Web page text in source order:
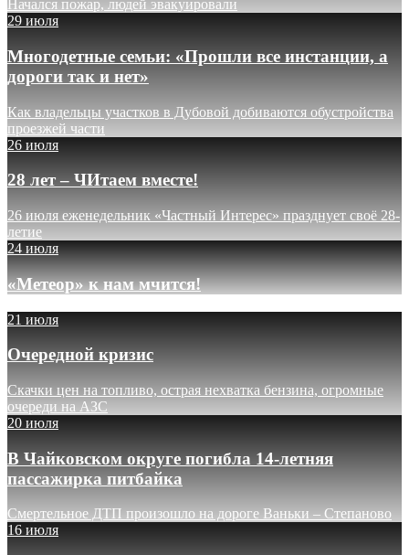
Начался пожар, людей эвакуировали
29 июля
Многодетные семьи: «Прошли все инстанции, а
дороги так и нет»
Как владельцы участков в Дубовой добиваются обустройства
проезжей части
26 июля
28 лет – ЧИтаем вместе!
26 июля еженедельник «Частный Интерес» празднует своё 28-
летие
24 июля
«Метеор» к нам мчится!
21 июля
Очередной кризис
Скачки цен на топливо, острая нехватка бензина, огромные
очереди на АЗС
20 июля
В Чайковском округе погибла 14-летняя
пассажирка питбайка
Смертельное ДТП произошло на дороге Ваньки – Степаново
16 июля